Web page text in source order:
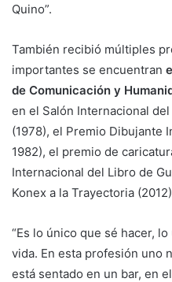
Quino”.
También recibió múltiples
importantes se encuentran
de Comunicación y
en el Salón Internacional
(1978), el Premio Dibujante
1982), el premio de
Internacional del Libro de
Konex a la Trayectoria
“Es lo único que sé hacer,
vida. En esta profesión uno
está sentado en un bar, en